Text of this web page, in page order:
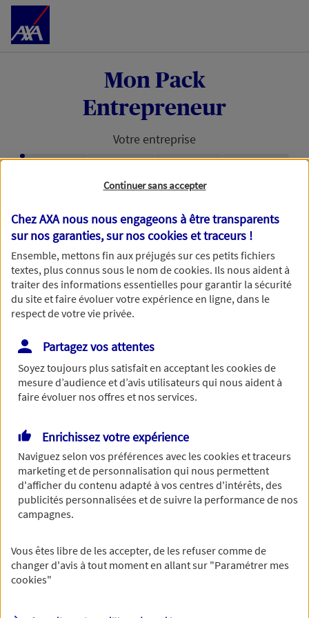
Accéder au Contenu
Mon Pack
Entrepreneur
Votre entreprise
Étape en cours :
Retrouvons votre entreprise avec
votre numéro de SIRET
Avec votre numéro de SIRET, nous pouvons vous
faire gagner du temps dans votre demande de
devis.
Le numéro de SIRET est constitué de 14 chiffres.
Continuer sans numéro de SIRET
Vous disposez de droits sur les informations
vous concernant. Pour plus
d'informations,cliquez ici.
Continuer sans accepter
Chez AXA nous nous engageons à être transparents
sur nos garanties, sur noscookies et traceurs !
Ensemble, mettons fin aux préjugés sur ces petits fichiers
textes, plus connus sous le nom decookies. Ils nous aident à
traiter des informations essentielles pour garantir la sécurité
du site et faire évoluer votre expérience en ligne, dans le
respect de votre vie privée.
Partagez vos attentes
Soyez toujours plus satisfait en acceptant lescookiesde
mesure d’audience et d’avis utilisateurs qui nous aident à
faire évoluer nos offres et nos services.
Enrichissez votre expérience
Naviguez selon vos préférences avec lescookies et traceurs
marketing et de personnalisation qui nous permettent
d'afficher du contenu adapté à vos centres d'intérêts, des
publicités personnalisées et de suivre la performance de nos
campagnes.
Vous êtes libre de les accepter, de les refuser comme de
changer d'avis à tout moment en allant sur "Paramétrer mes
cookies"